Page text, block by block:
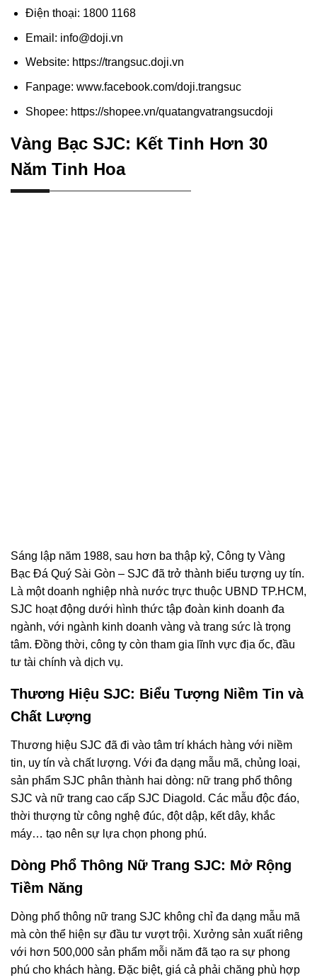
Điện thoại: 1800 1168
Email: info@doji.vn
Website: https://trangsuc.doji.vn
Fanpage: www.facebook.com/doji.trangsuc
Shopee: https://shopee.vn/quatangvatrangsucdoji
Vàng Bạc SJC: Kết Tinh Hơn 30
Năm Tinh Hoa
Sáng lập năm 1988, sau hơn ba thập kỷ, Công ty Vàng
Bạc Đá Quý Sài Gòn – SJC đã trở thành biểu tượng uy tín.
Là một doanh nghiệp nhà nước trực thuộc UBND TP.HCM,
SJC hoạt động dưới hình thức tập đoàn kinh doanh đa
ngành, với ngành kinh doanh vàng và trang sức là trọng
tâm. Đồng thời, công ty còn tham gia lĩnh vực địa ốc, đầu
tư tài chính và dịch vụ.
Thương Hiệu SJC: Biểu Tượng Niềm Tin và
Chất Lượng
Thương hiệu SJC đã đi vào tâm trí khách hàng với niềm
tin, uy tín và chất lượng. Với đa dạng mẫu mã, chủng loại,
sản phẩm SJC phân thành hai dòng: nữ trang phổ thông
SJC và nữ trang cao cấp SJC Diagold. Các mẫu độc đáo,
thời thượng từ công nghệ đúc, đột dập, kết dây, khắc
máy… tạo nên sự lựa chọn phong phú.
Dòng Phổ Thông Nữ Trang SJC: Mở Rộng
Tiềm Năng
Dòng phổ thông nữ trang SJC không chỉ đa dạng mẫu mã
mà còn thể hiện sự đầu tư vượt trội. Xưởng sản xuất riêng
với hơn 500,000 sản phẩm mỗi năm đã tạo ra sự phong
phú cho khách hàng. Đặc biệt, giá cả phải chăng phù hợp